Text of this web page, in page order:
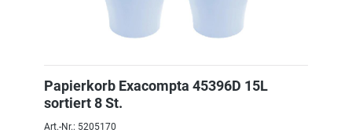
Papierkorb Exacompta 45396D 15L
sortiert 8 St.
Art.-Nr.: 5205170